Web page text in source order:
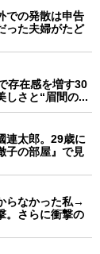
での発散は申告
った夫婦がたど
存在感を増す30
しさと“眉間の...
連太郎。29歳に
子の部屋』で見
らなかった私→
。さらに衝撃の